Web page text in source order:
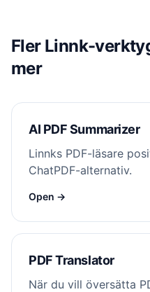
Fler Linnk-
mer
AI PDF Summarizer
Linnks PDF-läsare
ChatPDF-alternativ.
Open →
PDF Translator
När du vill översätta